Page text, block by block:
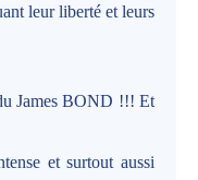
leur liberté et leurs
James BOND !!! Et
et surtout aussi